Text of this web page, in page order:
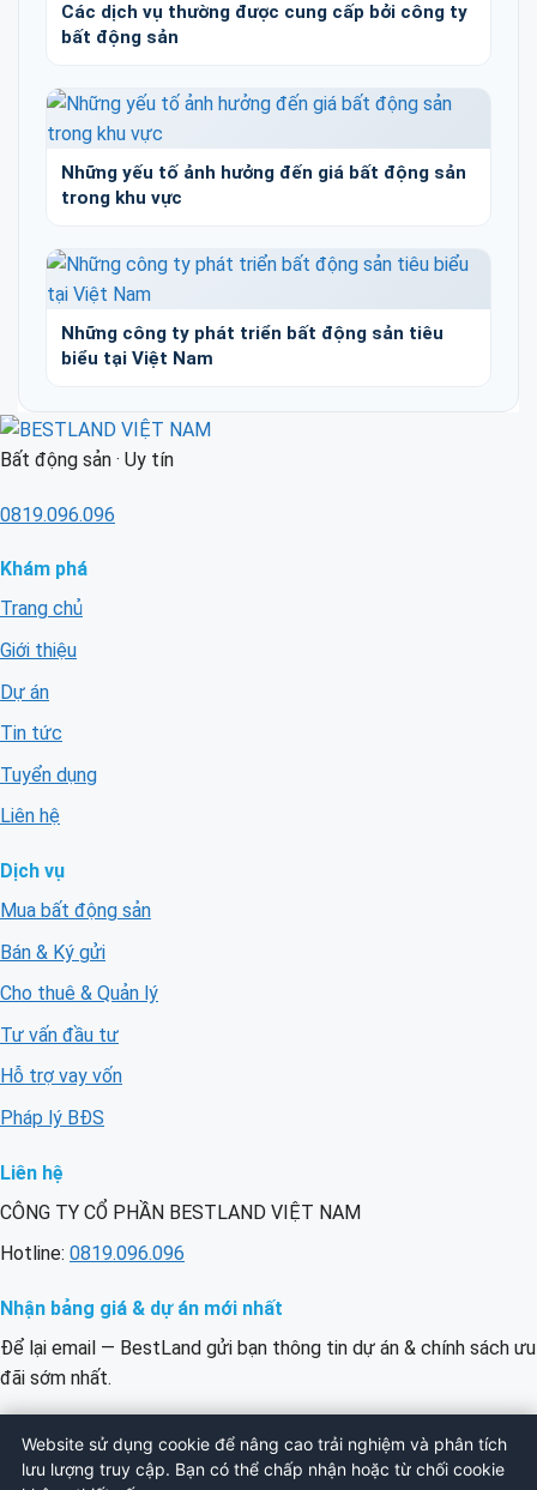
Các dịch vụ thường được cung cấp bởi công ty
bất động sản
Những yếu tố ảnh hưởng đến giá bất động sản
trong khu vực
Những công ty phát triển bất động sản tiêu
biểu tại Việt Nam
Bất động sản · Uy tín
0819.096.096
Khám phá
Trang chủ
Giới thiệu
Dự án
Tin tức
Tuyển dụng
Liên hệ
Dịch vụ
Mua bất động sản
Bán & Ký gửi
Cho thuê & Quản lý
Tư vấn đầu tư
Hỗ trợ vay vốn
Pháp lý BĐS
Liên hệ
CÔNG TY CỔ PHẦN BESTLAND VIỆT NAM
Hotline: 0819.096.096
Nhận bảng giá & dự án mới nhất
Để lại email — BestLand gửi bạn thông tin dự án & chính sách ưu
đãi sớm nhất.
của
bạn
ĐĂNG KÝ
Website sử dụng cookie để nâng cao trải nghiệm và phân tích
lưu lượng truy cập. Bạn có thể chấp nhận hoặc từ chối cookie